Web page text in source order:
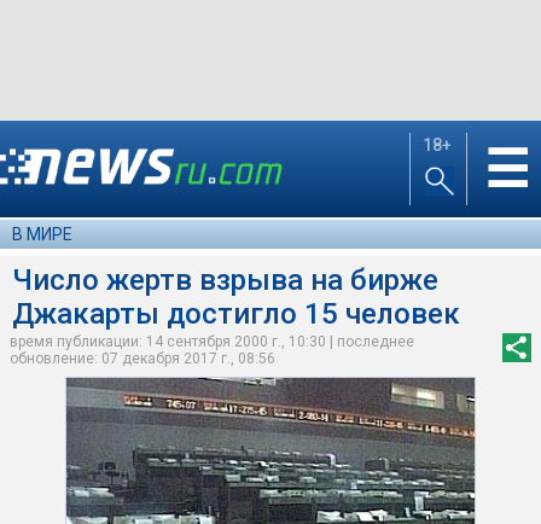
18+ ☰
В МИРЕ
Число жертв взрыва на бирже
Джакарты достигло 15 человек
время публикации: 14 сентября 2000 г., 10:30 | последнее
обновление: 07 декабря 2017 г., 08:56